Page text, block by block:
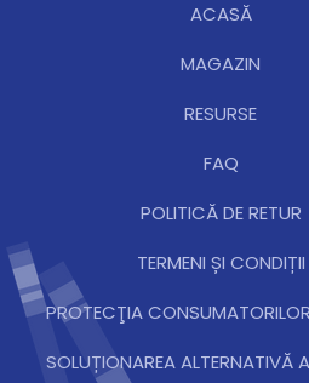
ACASĂ
MAGAZIN
RESURSE
FAQ
POLITICĂ DE RETUR
TERMENI ȘI CONDIȚII
PROTECŢIA
SOLUȚIONAREA ALTERNATIVĂ